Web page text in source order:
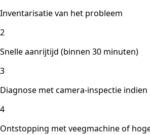
Inventarisatie van het probleem
2
Snelle aanrijtijd (binnen 30 minuten)
3
Diagnose met camera-inspectie
4
Ontstopping met veegmachine of